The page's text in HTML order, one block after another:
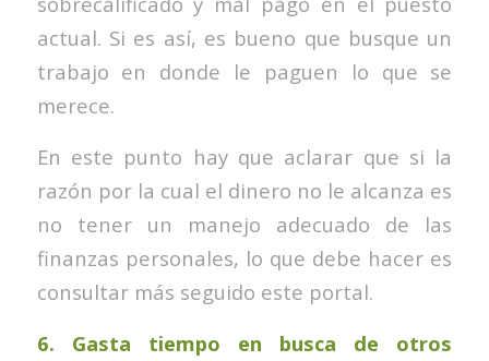
actual. Si es así, es bueno que busque un
trabajo en donde le paguen lo que se
merece.
En este punto hay que aclarar que si la
razón por la cual el dinero no le alcanza es
no tener un manejo adecuado de las
finanzas personales, lo que debe hacer es
consultar más seguido este portal.
6. Gasta tiempo en busca de otros